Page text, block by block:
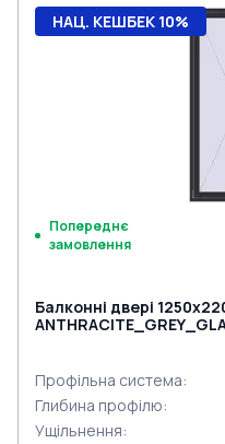
НАЦ. КЕШБЕК 10%
Попереднє
замовлення
Балконні двері
Профільна система:
Глибина профілю:
Ущільнення: